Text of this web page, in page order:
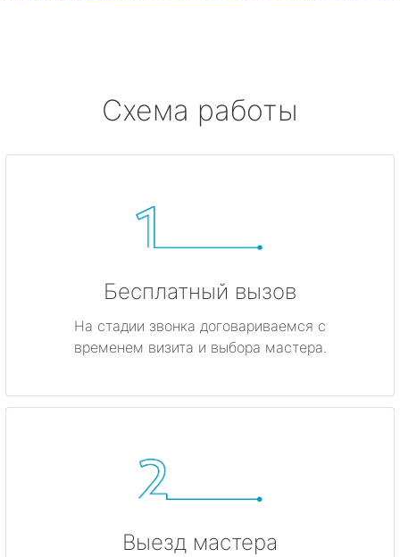
Схема работы
Бесплатный вызов
На стадии звонка договариваемся с
временем визита и выбора мастера.
Выезд мастера